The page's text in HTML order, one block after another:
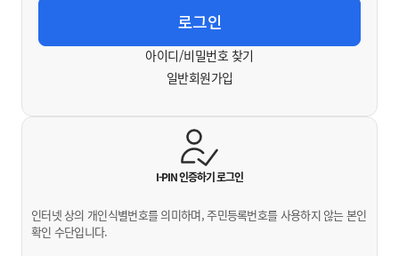
아이디/비밀번호 찾기
일반회원가입
I-PIN 인증하기로그인
인터넷 상의 개인식별번호를 의미하며, 주민등록번호를 사용하지 않는 본인
확인 수단입니다.